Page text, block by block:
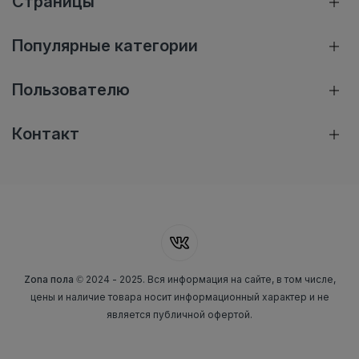
Популярные категории
Пользователю
Контакт
Zona пола © 2024 - 2025. Вся информация на сайте, в том числе,
цены и наличие товара носит информационный характер и не
является публичной офертой.